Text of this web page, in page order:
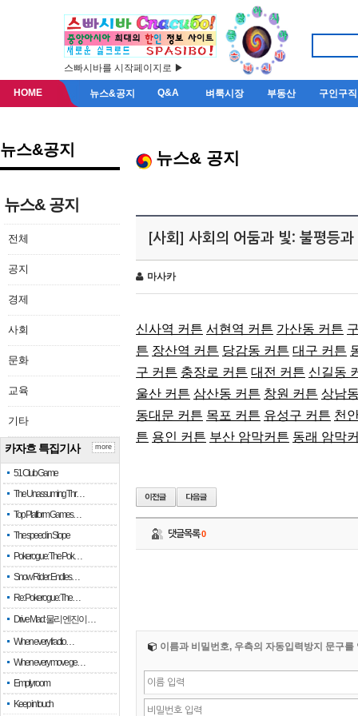
스빠시바를 시작페이지로 ▶
HOME 뉴스&공지 Q&A 벼룩시장 부동산 구인구직
뉴스&공지
뉴스& 공지
전체
공지
경제
사회
문화
교육
기타
카자흐 특집기사
51 Club Game
The Unassuming Thr…
Top Platform Games…
The speed in Slope
Pokerogue: The Pok…
Snow Rider: Endles…
Re: Pokerogue: The…
Drive Mad: 물리 엔진이 …
When every fractio…
When every move ge…
Empty room
Keep in touch
more
뉴스& 공지
[사회] 사회의 어둠과 빛: 불평등과
마사카
신사역 커튼 서현역 커튼 가산동 커튼
튼 장산역 커튼 당감동 커튼 대구 커튼
구 커튼 충장로 커튼 대전 커튼 신길동
울산 커튼 삼산동 커튼 창원 커튼 상남
동대문 커튼 목포 커튼 유성구 커튼 천
튼 용인 커튼 부산 암막커튼 동래 암막
댓글목록0
이름과 비밀번호, 우측의 자동입력방지 문구를